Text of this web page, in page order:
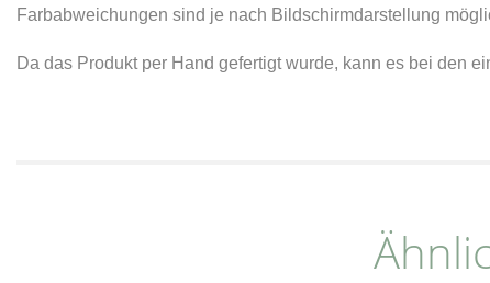
Farbabweichungen sind je nach Bildschirmdarstellung
Da das Produkt per Hand gefertigt wurde, kann es bei den